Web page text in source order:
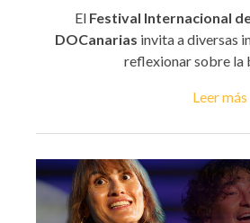
El Festival Internacional
DOCanarias invita a diversas
reflexionar sobre la
Leer más